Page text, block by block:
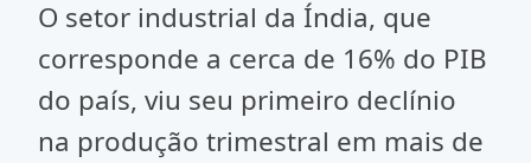
O setor industrial da Índia, que
corresponde a cerca de 16% do PIB
do país, viu seu primeiro declínio
na produção trimestral em mais de